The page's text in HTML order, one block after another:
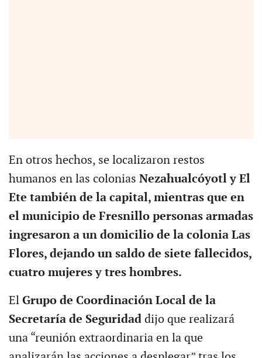
En otros hechos, se localizaron restos
humanos en las colonias Nezahualcóyotl y El
Ete también de la capital, mientras que en
el municipio de Fresnillo personas armadas
ingresaron a un domicilio de la colonia Las
Flores, dejando un saldo de siete fallecidos,
cuatro mujeres y tres hombres.
El Grupo de Coordinación Local de la
Secretaría de Seguridaddijo que realizará
una “reunión extraordinaria en la que